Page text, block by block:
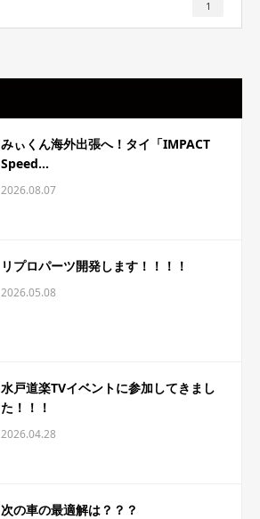
1
みぃくん海外出張へ！タイ「IMPACT
Speed...
2026.08.07
リプロパーツ開発します！！！！
2026.05.08
水戸道楽TVイベントに参加してきまし
た！！！
2026.04.28
次の車の最適解は？？？